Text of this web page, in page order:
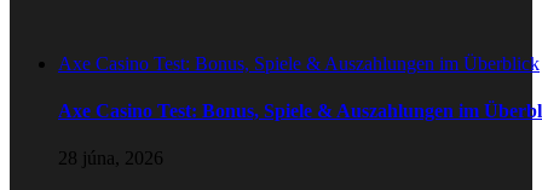
Axe Casino Test: Bonus, Spiele & Auszahlungen im Überblick
Axe Casino Test: Bonus, Spiele & Auszahlungen im
28 júna, 2026